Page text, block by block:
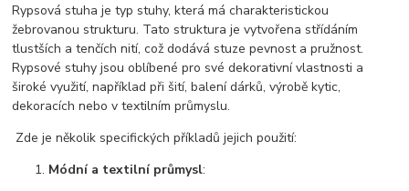
Rypsová stuha je typ stuhy, která má charakteristickou
žebrovanou strukturu. Tato struktura je vytvořena střídáním
tlustších a tenčích nití, což dodává stuze pevnost a pružnost.
Rypsové stuhy jsou oblíbené pro své dekorativní vlastnosti a
široké využití, například při šití, balení dárků, výrobě kytic,
dekoracích nebo v textilním průmyslu.
Zde je několik specifických příkladů jejich použití:
Módní a textilní průmysl: